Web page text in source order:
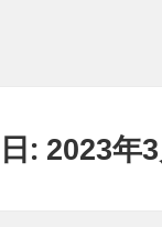
日: 2023年